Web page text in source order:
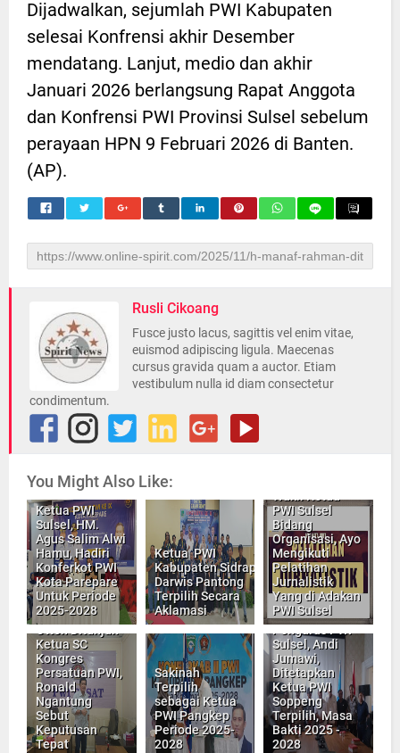
Dijadwalkan, sejumlah PWI Kabupaten
selesai Konfrensi akhir Desember
mendatang. Lanjut, medio dan akhir
Januari 2026 berlangsung Rapat Anggota
dan Konfrensi PWI Provinsi Sulsel sebelum
perayaan HPN 9 Februari 2026 di Banten.
(AP).
Rusli Cikoang
Fusce justo lacus, sagittis vel enim vitae,
euismod adipiscing ligula. Maecenas
cursus gravida quam a auctor. Etiam
vestibulum nulla id diam consectetur
condimentum.
You Might Also Like:
Ketua PWI
Sulsel, HM.
Agus Salim Alwi
Hamu, Hadiri
Konferkot PWI
Kota Parepare
Untuk Periode
2025-2028
Ketua PWI
Kabupaten Sidrap,
Darwis Pantong
Terpilih Secara
Aklamasi
PWI Sulsel
Bidang
Organisasi, Ayo
Mengikuti
Pelatihan
Jurnalistik
Yang di Adakan
PWI Sulsel
Zulkifli Gani
Ketua SC
Kongres
Persatuan PWI,
Ronald
Ngantung
Sebut
Keputusan
Tepat
Sakinah
Terpilih
sebagai Ketua
PWI Pangkep
Periode 2025-
2028
Hasil Rapat
Peleno
Sulsel, Andi
Jumawi,
Ditetapkan
Ketua PWI
Soppeng
Terpilih, Masa
Bakti 2025 -
2028